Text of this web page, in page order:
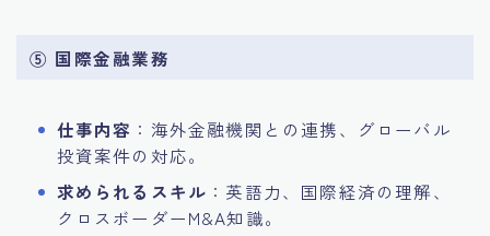
⑤ 国際金融業務
仕事内容 ：海外金融機関との連携、グローバル
投資案件の対応。
求められるスキル ：英語力、国際経済の理解、
クロスボーダーM&A知識。